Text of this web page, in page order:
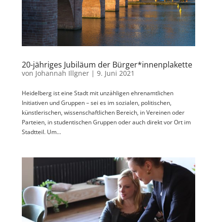
20-jähriges Jubiläum der Bürger*innenplakette
von Johannah Illgner| 9. Juni 2021
Heidelberg ist eine Stadt mit unzähligen ehrenamtlichen
Initiativen und Gruppen – sei es im sozialen, politischen,
künstlerischen, wissenschaftlichen Bereich, in Vereinen oder
Parteien, in studentischen Gruppen oder auch direkt vor Ort im
Stadtteil. Um...